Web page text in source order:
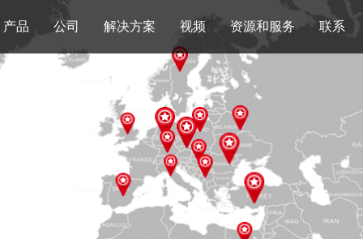
产品 公司 解决方案 视频 资源和服务 联系